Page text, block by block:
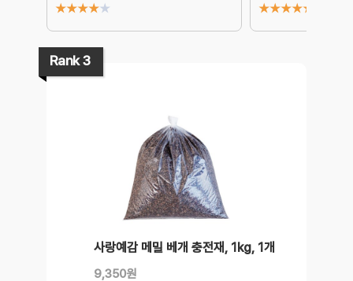
★★★★★ ★★★★★
Rank 3
사랑예감 메밀 베개 충전재, 1kg, 1개
9,350원